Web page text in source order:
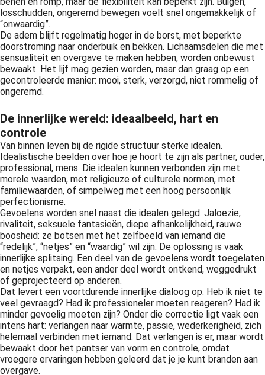
losschudden, ongeremd bewegen voelt snel ongemakkelijk of
“onwaardig”.
De adem blijft regelmatig hoger in de borst, met beperkte
doorstroming naar onderbuik en bekken. Lichaamsdelen die met
sensualiteit en overgave te maken hebben, worden onbewust
bewaakt. Het lijf mag gezien worden, maar dan graag op een
gecontroleerde manier: mooi, sterk, verzorgd, niet rommelig of
ongeremd.
De innerlijke wereld: ideaalbeeld, hart en
controle
Van binnen leven bij de rigide structuur sterke idealen.
Idealistische beelden over hoe je hoort te zijn als partner, ouder,
professional, mens. Die idealen kunnen verbonden zijn met
morele waarden, met religieuze of culturele normen, met
familiewaarden, of simpelweg met een hoog persoonlijk
perfectionisme.
Gevoelens worden snel naast die idealen gelegd. Jaloezie,
rivaliteit, seksuele fantasieën, diepe afhankelijkheid, rauwe
boosheid: ze botsen met het zelfbeeld van iemand die
“redelijk”, “netjes” en “waardig” wil zijn. De oplossing is vaak
innerlijke splitsing. Een deel van de gevoelens wordt toegelaten
en netjes verpakt, een ander deel wordt ontkend, weggedrukt
of geprojecteerd op anderen.
Dat levert een voortdurende innerlijke dialoog op. Heb ik niet te
veel gevraagd? Had ik professioneler moeten reageren? Had ik
minder gevoelig moeten zijn? Onder die correctie ligt vaak een
intens hart: verlangen naar warmte, passie, wederkerigheid, zich
helemaal verbinden met iemand. Dat verlangen is er, maar wordt
bewaakt door het pantser van vorm en controle, omdat
vroegere ervaringen hebben geleerd dat je je kunt branden aan
overgave.